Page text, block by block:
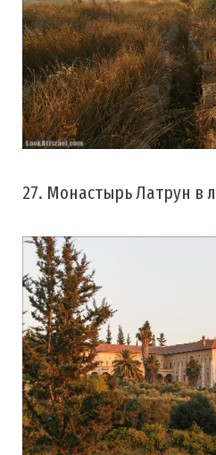
27. Монастырь Латрун в